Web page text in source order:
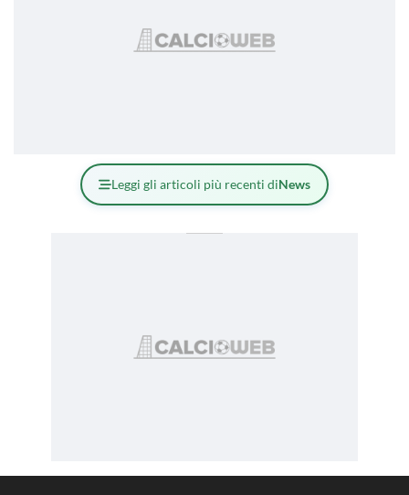
Leggi gli articoli più recenti diNews